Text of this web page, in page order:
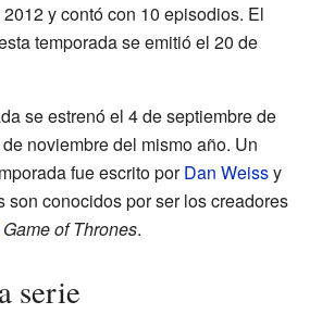
y contó con 10 episodios. El
temporada se emitió el 20 de
se estrenó el 4 de septiembre de
noviembre del mismo año. Un
fue escrito porDan Weissy
son conocidos por ser los creadores
Game of Thrones.
serie